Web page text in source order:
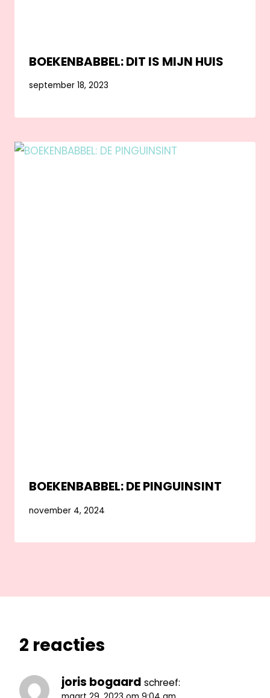
BOEKENBABBEL: DIT IS MIJN HUIS
september 18, 2023
BOEKENBABBEL: DE PINGUINSINT
november 4, 2024
2 reacties
joris bogaard schreef: